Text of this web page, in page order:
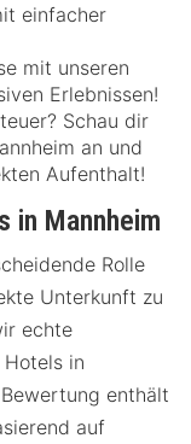
einfacher
mit unseren
Erlebnissen!
Schau dir
an und
Aufenthalt!
in Mannheim
Rolle
Unterkunft zu
echte
in
enthält
auf